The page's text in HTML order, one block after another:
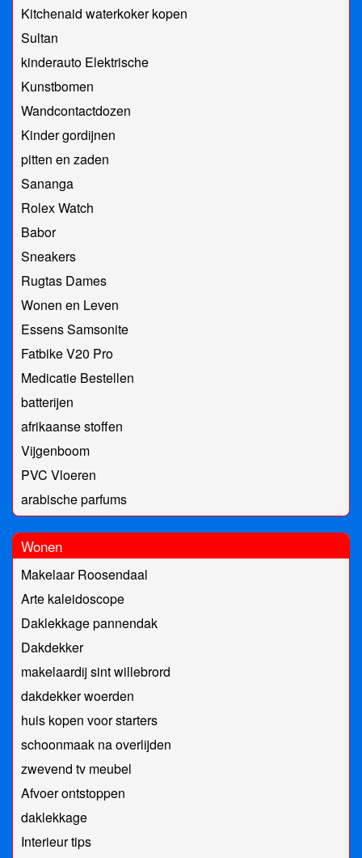
Kitchenaid waterkoker kopen
Sultan
kinderauto Elektrische
Kunstbomen
Wandcontactdozen
Kinder gordijnen
pitten en zaden
Sananga
Rolex Watch
Babor
Sneakers
Rugtas Dames
Wonen en Leven
Essens Samsonite
Fatbike V20 Pro
Medicatie Bestellen
batterijen
afrikaanse stoffen
Vijgenboom
PVC Vloeren
arabische parfums
Wonen
Makelaar Roosendaal
Arte kaleidoscope
Daklekkage pannendak
Dakdekker
makelaardij sint willebrord
dakdekker woerden
huis kopen voor starters
schoonmaak na overlijden
zwevend tv meubel
Afvoer ontstoppen
daklekkage
Interieur tips